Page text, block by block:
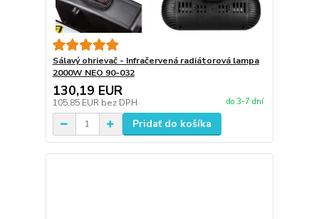
Sálavý ohrievač - Infračervená radiátorová lampa
2000W NEO 90-032
130,19 EUR
105,85 EUR bez DPH do 3-7 dní
Pridať do košíka